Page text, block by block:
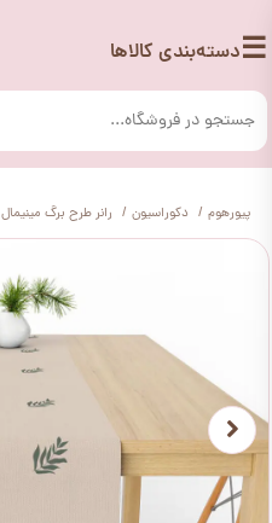
☰دسته‌بندی کالاها
پیورهوم دکوراسیون رانر طرح برگ مینیمال